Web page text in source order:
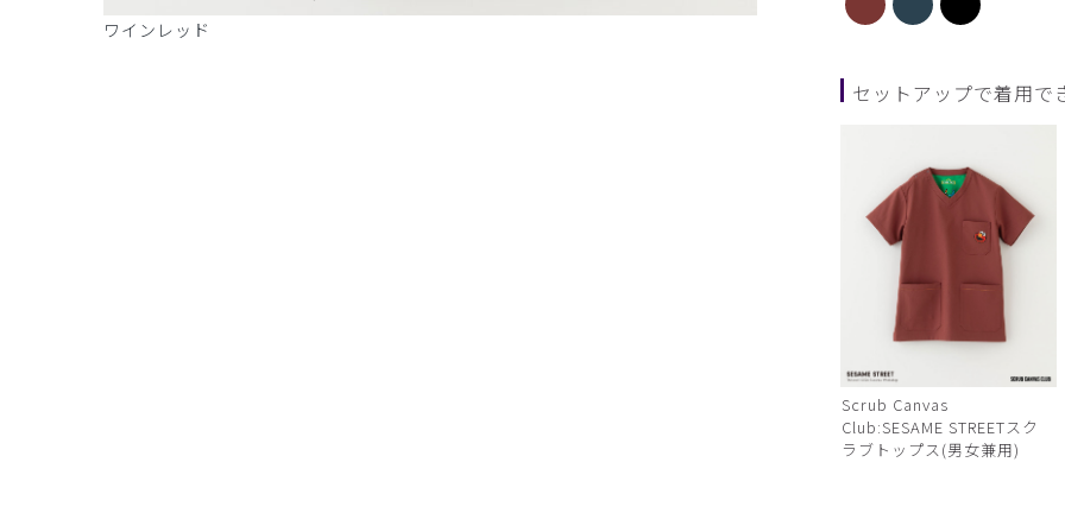
ワインレッド ダークグリーン
セットアップで着用で
Scrub Canvas
Club:SESAME STREETスク
ラブトップス(男女兼用)